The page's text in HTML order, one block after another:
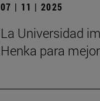
07 | 11 | 2025
La Universidad
Henka para